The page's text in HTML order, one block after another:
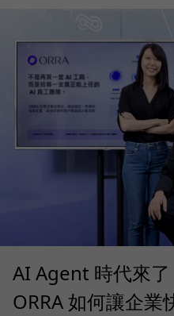
AI Agent 時代來
ORRA 如何讓企業